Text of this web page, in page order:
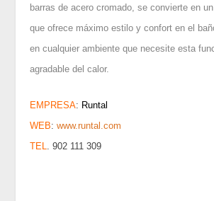
barras de acero cromado, se convierte en
que ofrece máximo estilo y confort en el
en cualquier ambiente que necesite esta
agradable del calor.
EMPRESA: Runtal
WEB:www.runtal.com
TEL. 902 111 309